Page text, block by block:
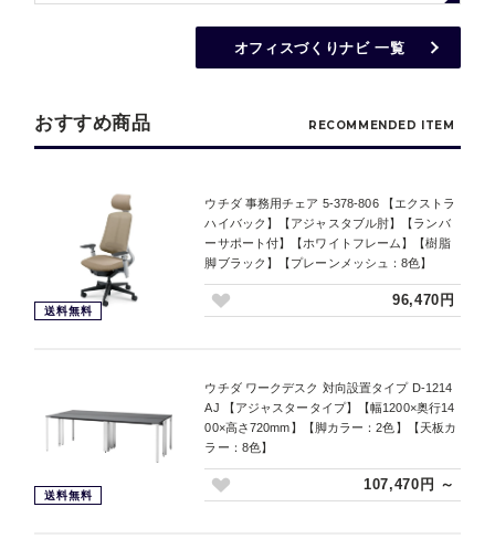
オフィスづくりナビ 一覧
おすすめ商品 RECOMMENDED ITEM
送料無料
ウチダ 事務用チェア 5-378-806 【エクストラ
ハイバック】【アジャスタブル肘】【ランバ
ーサポート付】【ホワイトフレーム】【樹脂
脚ブラック】【プレーンメッシュ：8色】
96,470円
送料無料
ウチダ ワークデスク 対向設置タイプ D-1214
AJ 【アジャスタータイプ】【幅1200×奥行14
00×高さ720mm】【脚カラー：2色】【天板カ
ラー：8色】
107,470円 ～